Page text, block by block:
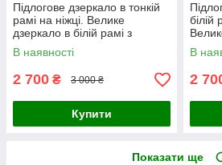
Підлогове дзеркало в тонкій
рамі на ніжці. Велике
дзеркало в білій рамі з
ніжкою
В наявності
2 700 ₴ 3 000 ₴
Купити
білій
тонкій
В
2
Показати ще